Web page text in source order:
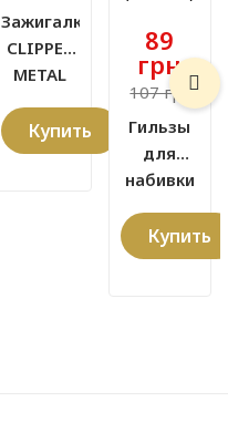
Зажигалка
CLIPPER
METAL
Купить
89
грн
107 грн
Гильзы
для
набивки
GULIWER
(350 шт)
Купить